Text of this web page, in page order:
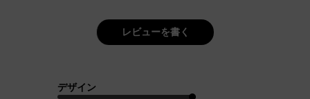
レビューを書く
デザイン